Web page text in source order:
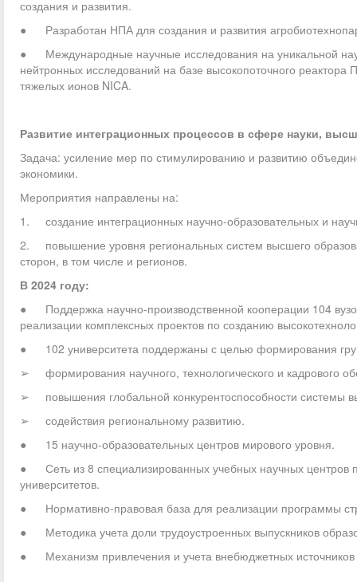
создания и развития.
● Разработан НПА для создания и развития
● Международные научные исследования на уникальной
нейтронных исследований на базе высокопоточного
тяжелых ионов NICA.
Развитие интеграционных процессов в сфере науки,
Задача: усиление мер по стимулированию и развитию
экономики.
Мероприятия направлены на:
1. создание интеграционных научно-образовательных и
2. повышение уровня региональных систем высшего
сторон, в том числе и регионов.
В 2024 году:
● Поддержка научно-производственной кооперации 104
реализации комплексных проектов по созданию
● 102 университета поддержаны с целью формирования
➢ формирования научного, технологического и кадрового
➢ повышения глобальной конкурентоспособности системы
➢ содействия региональному развитию.
● 15 научно-образовательных центров мирового уровня.
● Сеть из 8 специализированных учебных научных центров
университетов.
● Нормативно-правовая база для реализации программы
● Методика учета доли трудоустроенных выпускников
● Механизм привлечения и учета внебюджетных источников